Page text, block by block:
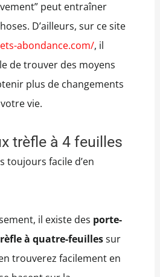
peut entraîner
D’ailleurs, sur ce site
abondance.com/, il
de trouver des moyens
plus de changements
vie.
trèfle à 4 feuilles
toujours facile d’en
il existe des porte-
à quatre-feuillessur
trouverez facilement en